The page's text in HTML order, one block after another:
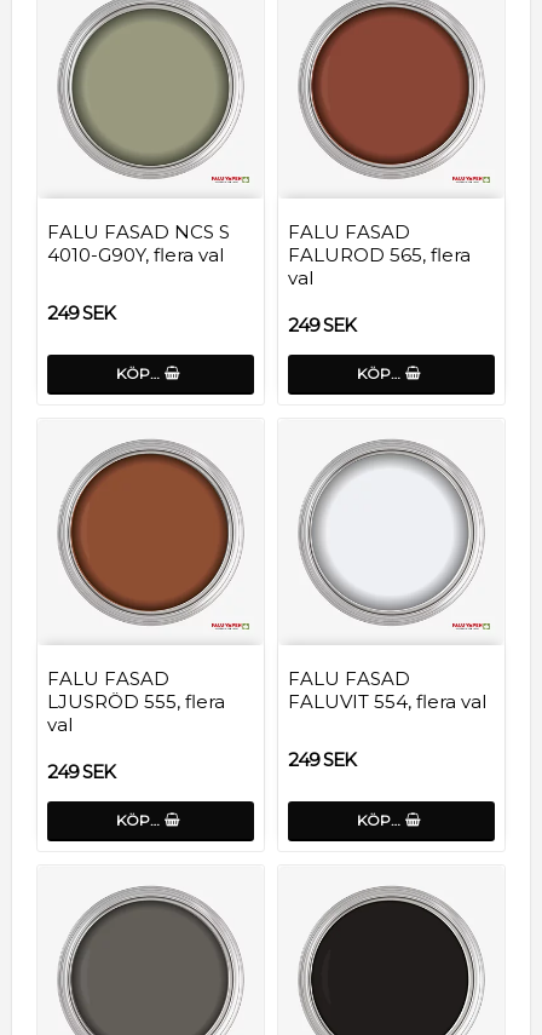
FALU FASAD NCS S
4010-G90Y, flera val
249 SEK
KÖP…
FALU FASAD
FALUROD 565, flera
val
249 SEK
KÖP…
FALU FASAD
LJUSRÖD 555, flera
val
249 SEK
KÖP…
FALU FASAD
FALUVIT 554, flera val
249 SEK
KÖP…